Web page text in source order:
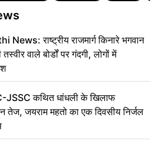
News: राष्ट्रीय राजमार्ग किनारे भगवान
तस्वीर वाले बोर्डों पर गंदगी, लोगों में
JSSC कथित धांधली के खिलाफ
तेज, जयराम महतो का एक दिवसीय निर्जल